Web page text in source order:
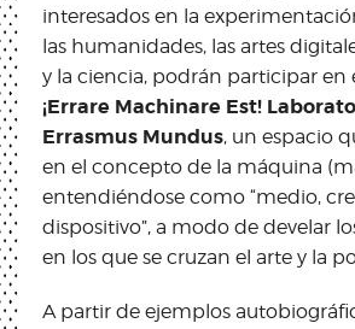
interesados en la
las humanidades, las artes
y la ciencia, podrán participar en
¡Errare Machinare Est!
Errasmus Mundus, un espacio
en el concepto de la máquina
entendiéndose como “medio,
dispositivo”, a modo de develar
en los que se cruzan el arte y la
A partir de ejemplos